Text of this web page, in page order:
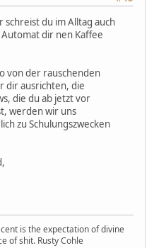
schreist du im Alltag auch
Automat dir nen Kaffee
von der rauschenden
dir ausrichten, die
die du ab jetzt vor
werden wir uns
zu Schulungszwecken
is the expectation of divine
of shit. Rusty Cohle